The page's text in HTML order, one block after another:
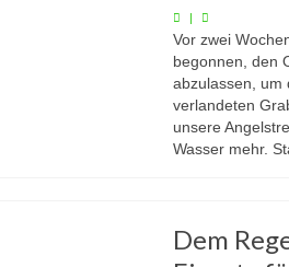
|
Vor zwei
begonnen, den
abzulassen, um
verlandeten
unsere
Wasser mehr.
Dem